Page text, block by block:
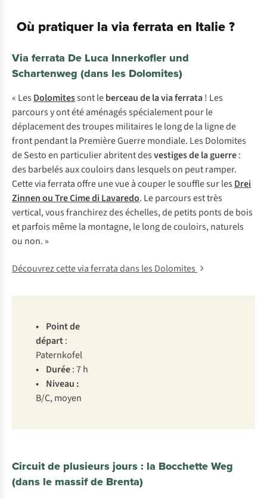
Où pratiquer la via ferrata en Italie ?
Via ferrata De Luca Innerkofler und
Schartenweg (dans les Dolomites)
« Les Dolomitessont leberceau de la via ferrata! Les
parcours y ont été aménagés spécialement pour le
déplacement des troupes militaires le long de la ligne de
front pendant la Première Guerre mondiale. Les Dolomites
de Sesto en particulier abritent desvestiges de la guerre:
des barbelés aux couloirs dans lesquels on peut ramper.
Cette via ferrata offre une vue à couper le souffle sur les Drei
Zinnen ou Tre Cime di Lavaredo. Le parcours est très
vertical, vous franchirez des échelles, de petits ponts de bois
et parfois même la montagne, le long de couloirs, naturels
ou non. »
Découvrez cette via ferrata dans les Dolomites
• Pointde
départ:
Paternkofel
• Durée: 7 h
• Niveau :
B/C,moyen
Circuit de plusieurs jours : la Bocchette Weg
(dans le massif de Brenta)